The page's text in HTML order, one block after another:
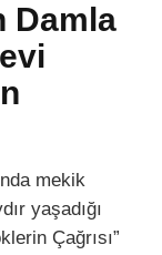
Damla
mekik
yaşadığı
Çağrısı”